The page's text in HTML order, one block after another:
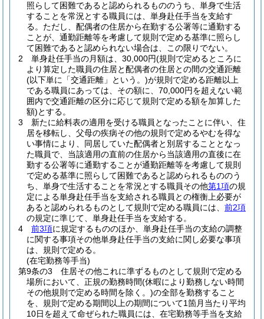
照らして困難であると認められるもののうち、単身で生活
することを常況とする職員には、単身赴任手当を支給す
る。 ただし、配偶者の住居から在勤する公署等に通勤する
ことが、通勤距離等を考慮して規則で定める基準に照らし
て困難であると認められない場合は、この限りでない。
2
単身赴任手当の月額は、30,000円(規則で定めるところに
より算定した職員の住居と配偶者の住居との間の交通距離
(以下単に「交通距離」という。)が規則で定める距離以上
である職員にあっては、その額に、70,000円を超えない範
囲内で交通距離の区分に応じて規則で定める額を加算した
額)とする。
3
新たに給料表の適用を受ける職員となったことに伴い、住
居を移転し、父母の疾病その他の規則で定めるやむを得な
い事情により、同居していた配偶者と別居することとなっ
た職員で、当該適用の直前の住居から当該適用の直後に在
勤する公署等に通勤することが通勤距離等を考慮して規則
で定める基準に照らして困難であると認められるもののう
ち、単身で生活することを常況とする職員その他第1項の規
定による単身赴任手当を支給される職員との権衡上必要が
あると認められるものとして規則で定める職員には、 前2項
の規定に準じて、単身赴任手当を支給する。
4
前3項に規定するもののほか、単身赴任手当の支給の調整
に関する事項その他単身赴任手当の支給に関し必要な事項
は、規則で定める。
(在宅勤務等手当)
第9条の3
住居その他これに準ずるものとして規則で定める
場所において、正規の勤務時間(休暇により勤務しない時間
その他規則で定める時間を除く。)の全部を勤務すること
を、規則で定める期間以上の期間について1箇月当たり平均
10日を超えて命ぜられた職員には、在宅勤務等手当を支給